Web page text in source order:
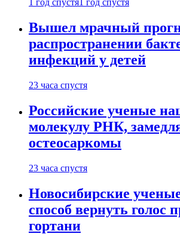
1 год спустя 1 год спустя
Вышел мрачный
распространении
инфекций у детей
23 часа спустя
Российские ученые
молекулу РНК,
остеосаркомы
23 часа спустя
Новосибирские
способ вернуть голос
гортани